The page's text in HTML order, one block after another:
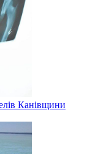
Канівщини